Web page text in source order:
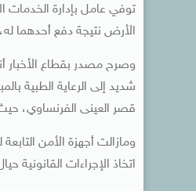
توفي عامل بإدارة الخدمات
الأرض نتيجة دفع أحدهما
شديد إلى الرعاية الطبية
قصر العينى الفرنساوي،
ومازالت أجهزة الأمن
اتخاذ الإجراءات القانونية